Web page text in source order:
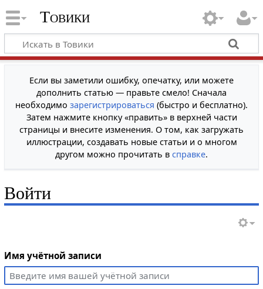
Товики
Если вы заметили ошибку, опечатку, или можете
дополнить статью — правьте смело! Сначала
необходимо зарегистрироваться (быстро и бесплатно).
Затем нажмите кнопку «править» в верхней части
страницы и внесите изменения. О том, как загружать
иллюстрации, создавать новые статьи и о многом
другом можно прочитать в справке.
Войти
Имя учётной записи